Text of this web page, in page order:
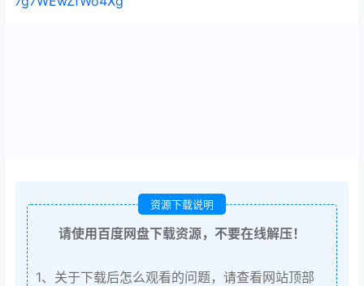
资源下载说明
请使用百度网盘下载资源，不要在线解压！
1、关于下载后怎么观看的问题，请查看网站顶部